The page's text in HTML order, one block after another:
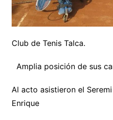
Club de Tenis Talca.
Amplia posición de sus
Al acto asistieron el
Enrique